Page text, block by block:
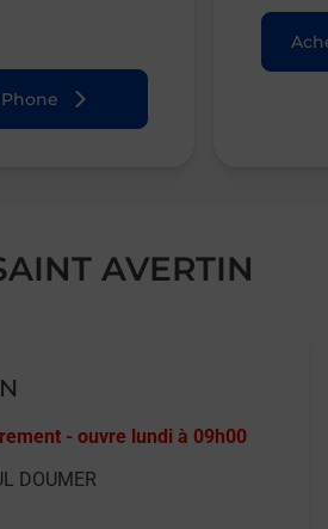
AVERTIN
- ouvre lundi à 09h00
DOUMER